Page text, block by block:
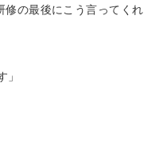
修の最後にこう言ってくれ
」